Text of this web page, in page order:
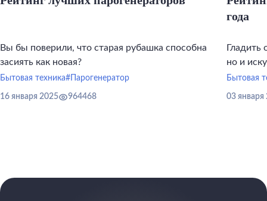
Вы бы поверили, что старая рубашка способна
засиять как новая?
Бытовая техника#Парогенератор
16 января 2025 964468
года
Гладить
но и
Бытовая
03 января